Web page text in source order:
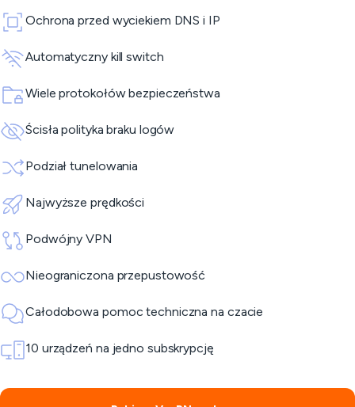
Ochrona przed wyciekiem DNS i IP
Automatyczny kill switch
Wiele protokołów bezpieczeństwa
Ścisła polityka braku logów
Podział tunelowania
Najwyższe prędkości
Podwójny VPN
Nieograniczona przepustowość
Całodobowa pomoc techniczna na czacie
10 urządzeń na jedno subskrypcję